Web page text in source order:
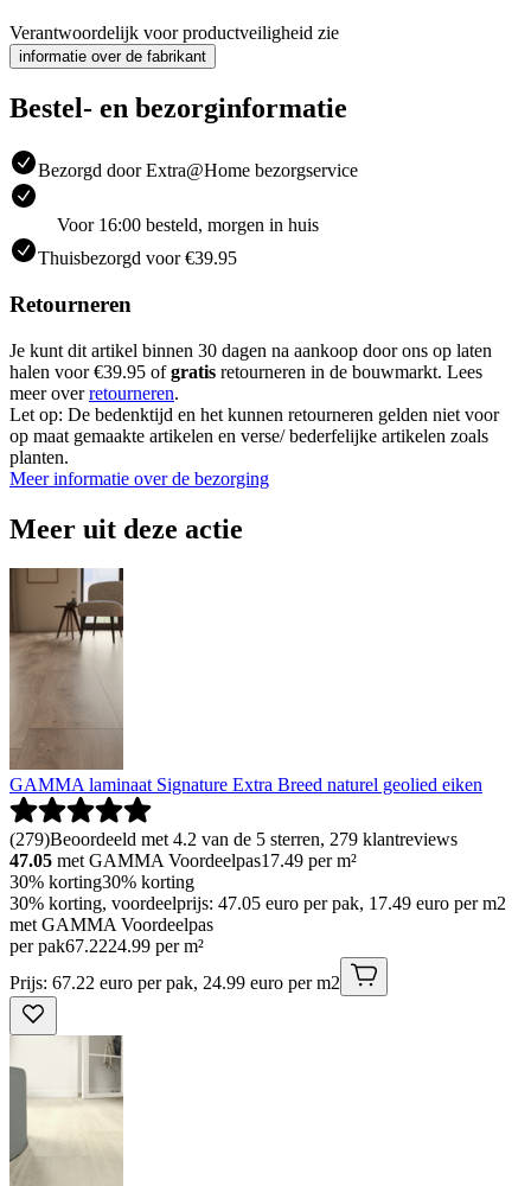
Verantwoordelijk voor productveiligheid zie
informatie over de fabrikant
Bestel- en bezorginformatie
Bezorgd door Extra@Home bezorgservice
Voor 16:00 besteld, morgen in huis
Thuisbezorgd voor €39.95
Retourneren
Je kunt dit artikel binnen 30 dagen na aankoop door ons op laten
halen voor €39.95 ofgratis retourneren in de bouwmarkt. Lees
meer overretourneren.
Let op: De bedenktijd en het kunnen retourneren gelden niet voor
op maat gemaakte artikelen en verse/ bederfelijke artikelen zoals
planten.
Meer informatie over de bezorging
Meer uit deze actie
GAMMA laminaat Signature Extra Breed naturel geolied eiken
(279)Beoordeeld met 4.2 van de 5 sterren, 279 klantreviews
47.05 met GAMMA Voordeelpas17.49 per m²
30% korting30% korting
30% korting, voordeelprijs: 47.05 euro per pak, 17.49 euro per m2
met GAMMA Voordeelpas
per pak67.2224.99 per m²
Prijs: 67.22 euro per pak, 24.99 euro per m2